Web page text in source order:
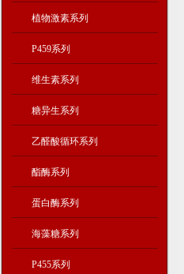
植物激素系列
P459系列
维生素系列
糖异生系列
乙醛酸循环系列
酯酶系列
蛋白酶系列
海藻糖系列
P455系列